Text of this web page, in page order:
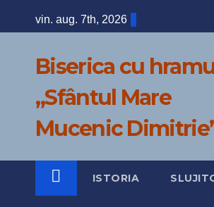
to
vin. aug. 7th, 2026
Biserica сu
„Sfântul Mare
Mucenic
ISTORIA